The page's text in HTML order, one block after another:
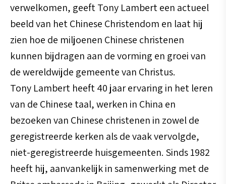
verwelkomen, geeft Tony Lambert een actueel
beeld van het Chinese Christendom en laat hij
zien hoe de miljoenen Chinese christenen
kunnen bijdragen aan de vorming en groei van
de wereldwijde gemeente van Christus.
Tony Lambert heeft 40 jaar ervaring in het leren
van de Chinese taal, werken in China en
bezoeken van Chinese christenen in zowel de
geregistreerde kerken als de vaak vervolgde,
niet-geregistreerde huisgemeenten. Sinds 1982
heeft hij, aanvankelijk in samenwerking met de